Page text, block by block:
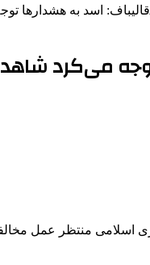
قالیباف: اسد به هشدارها
می‌کرد
منتظر عمل